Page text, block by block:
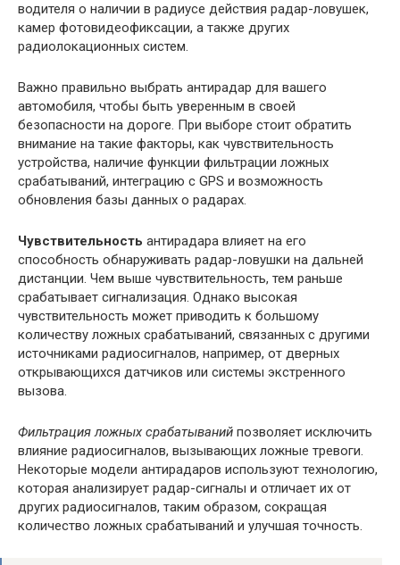
водителя о наличии в радиусе действия радар-ловушек,
камер фотовидеофиксации, а также других
радиолокационных систем.
Важно правильно выбрать антирадар для вашего
автомобиля, чтобы быть уверенным в своей
безопасности на дороге. При выборе стоит обратить
внимание на такие факторы, как чувствительность
устройства, наличие функции фильтрации ложных
срабатываний, интеграцию с GPS и возможность
обновления базы данных о радарах.
Чувствительность антирадара влияет на его
способность обнаруживать радар-ловушки на дальней
дистанции. Чем выше чувствительность, тем раньше
срабатывает сигнализация. Однако высокая
чувствительность может приводить к большому
количеству ложных срабатываний, связанных с другими
источниками радиосигналов, например, от дверных
открывающихся датчиков или системы экстренного
вызова.
Фильтрация ложных срабатываний позволяет исключить
влияние радиосигналов, вызывающих ложные тревоги.
Некоторые модели антирадаров используют технологию,
которая анализирует радар-сигналы и отличает их от
других радиосигналов, таким образом, сокращая
количество ложных срабатываний и улучшая точность.